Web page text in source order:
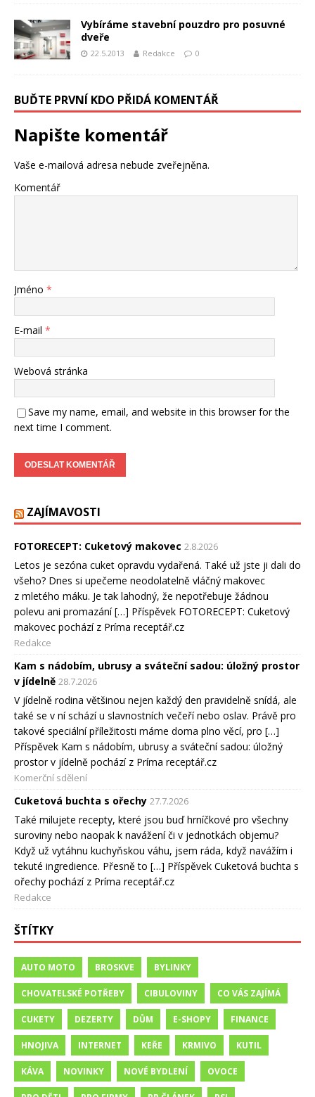
Vybíráme stavební pouzdro pro posuvné
dveře
22.5.2013 Redakce 0
BUĎTE PRVNÍ KDO PŘIDÁ KOMENTÁŘ
Napište komentář
Vaše e-mailová adresa nebude zveřejněna.
Komentář
Jméno *
E-mail *
Webová stránka
Save my name, email, and website in this browser for the
next time I comment.
ZAJÍMAVOSTI
FOTORECEPT: Cuketový makovec 2.8.2026
Letos je sezóna cuket opravdu vydařená. Také už jste ji dali do
všeho? Dnes si upečeme neodolatelně vláčný makovec
z mletého máku. Je tak lahodný, že nepotřebuje žádnou
polevu ani promazání […] Příspěvek FOTORECEPT: Cuketový
makovec pochází z Príma receptář.cz
Redakce
Kam s nádobím, ubrusy a sváteční sadou: úložný prostor
v jídelně 28.7.2026
V jídelně rodina většinou nejen každý den pravidelně snídá, ale
také se v ní schází u slavnostních večeří nebo oslav. Právě pro
takové speciální příležitosti máme doma plno věcí, pro […]
Příspěvek Kam s nádobím, ubrusy a sváteční sadou: úložný
prostor v jídelně pochází z Príma receptář.cz
Komerční sdělení
Cuketová buchta s ořechy 27.7.2026
Také milujete recepty, které jsou buď hrníčkové pro všechny
suroviny nebo naopak k navážení či v jednotkách objemu?
Když už vytáhnu kuchyňskou váhu, jsem ráda, když navážím i
tekuté ingredience. Přesně to […] Příspěvek Cuketová buchta s
ořechy pochází z Príma receptář.cz
Redakce
ŠTÍTKY
AUTO MOTO BROSKVE BYLINKY
CHOVATELSKÉ POTŘEBY CIBULOVINY CO VÁS ZAJÍMÁ
CUKETY DEZERTY DŮM E-SHOPY FINANCE
HNOJIVA INTERNET KEŘE KRMIVO KUTIL
KÁVA NOVINKY NOVÉ BYDLENÍ OVOCE